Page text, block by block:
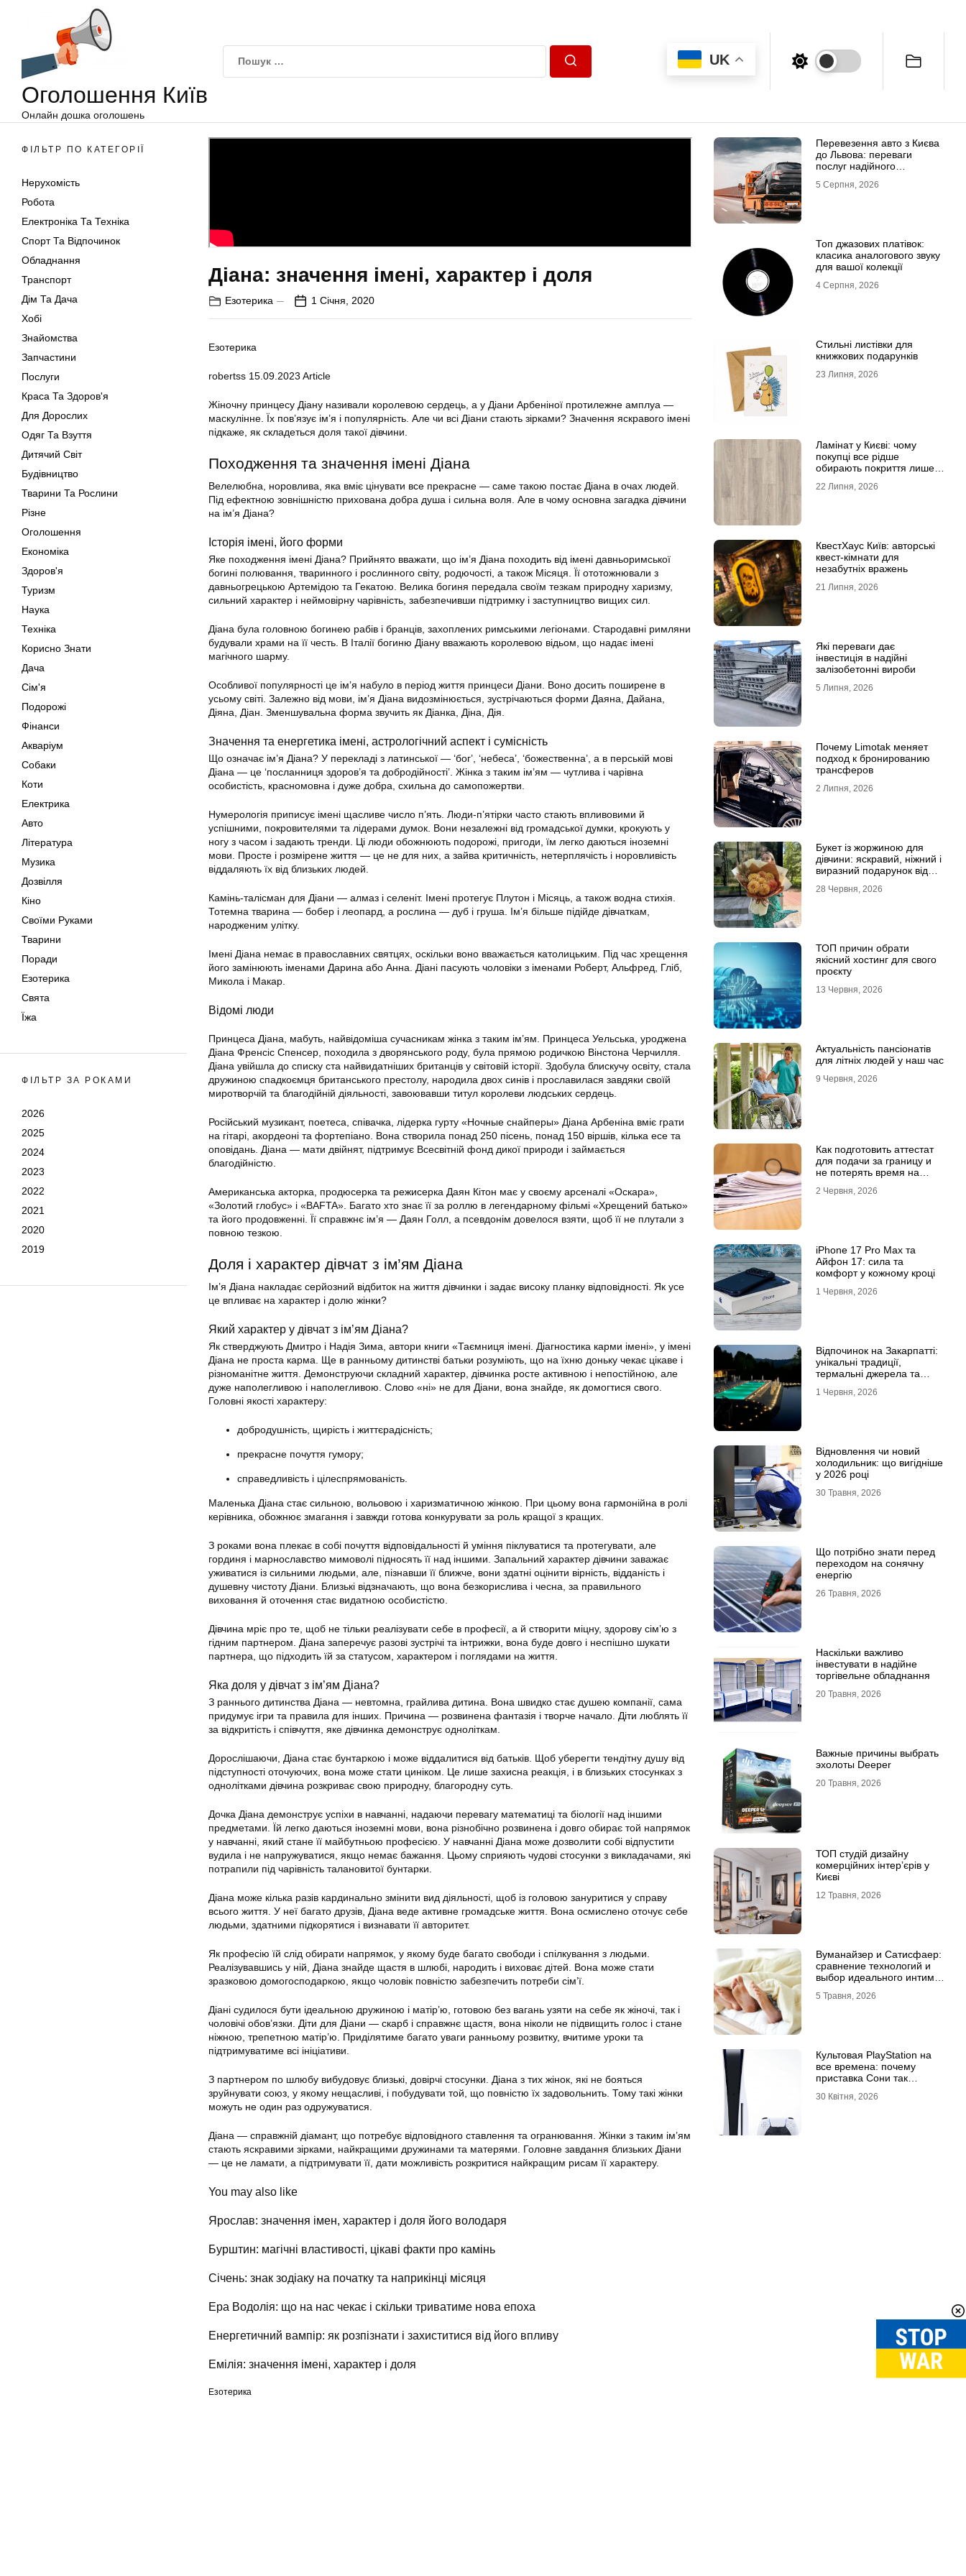
Оголошення Київ
Онлайн дошка оголошень
UK
ФІЛЬТР ПО КАТЕГОРІЇ
Нерухомість
Робота
Електроніка Та Техніка
Спорт Та Відпочинок
Обладнання
Транспорт
Дім Та Дача
Хобі
Знайомства
Запчастини
Послуги
Краса Та Здоров'я
Для Дорослих
Одяг Та Взуття
Дитячий Світ
Будівництво
Тварини Та Рослини
Різне
Оголошення
Економіка
Здоров'я
Туризм
Наука
Техніка
Корисно Знати
Дача
Сім'я
Подорожі
Фінанси
Акваріум
Собаки
Коти
Електрика
Авто
Література
Музика
Дозвілля
Кіно
Своїми Руками
Тварини
Поради
Езотерика
Свята
Їжа
ФІЛЬТР ЗА РОКАМИ
2026
2025
2024
2023
2022
2021
2020
2019
Діана: значення імені, характер і доля
Езотерика 1 Січня, 2020
Езотерика
robertss 15.09.2023 Article
Жіночну принцесу Діану називали королевою сердець, а у Діани Арбеніної протилежне амплуа —
маскулінне. Їх пов’язує ім’я і популярність. Але чи всі Діани стають зірками? Значення яскравого імені
підкаже, як складеться доля такої дівчини.
Походження та значення імені Діана
Велелюбна, норовлива, яка вміє цінувати все прекрасне — саме такою постає Діана в очах людей.
Під ефектною зовнішністю прихована добра душа і сильна воля. Але в чому основна загадка дівчини
на ім’я Діана?
Історія імені, його форми
Яке походження імені Діана? Прийнято вважати, що ім’я Діана походить від імені давньоримської
богині полювання, тваринного і рослинного світу, родючості, а також Місяця. Її ототожнювали з
давньогрецькою Артемідою та Гекатою. Велика богиня передала своїм тезкам природну харизму,
сильний характер і неймовірну чарівність, забезпечивши підтримку і заступництво вищих сил.
Діана була головною богинею рабів і бранців, захоплених римськими легіонами. Стародавні римляни
будували храми на її честь. В Італії богиню Діану вважають королевою відьом, що надає імені
магічного шарму.
Особливої популярності це ім’я набуло в період життя принцеси Діани. Воно досить поширене в
усьому світі. Залежно від мови, ім’я Діана видозмінюється, зустрічаються форми Даяна, Дайана,
Діяна, Діан. Зменшувальна форма звучить як Діанка, Діна, Дія.
Значення та енергетика імені, астрологічний аспект і сумісність
Що означає ім’я Діана? У перекладі з латинської — ‘бог’, ‘небеса’, ‘божественна’, а в перській мові
Діана — це ‘посланниця здоров’я та добродійності’. Жінка з таким ім’ям — чутлива і чарівна
особистість, красномовна і дуже добра, схильна до самопожертви.
Нумерологія приписує імені щасливе число п’ять. Люди-п’ятірки часто стають впливовими й
успішними, покровителями та лідерами думок. Вони незалежні від громадської думки, крокують у
ногу з часом і задають тренди. Ці люди обожнюють подорожі, пригоди, їм легко даються іноземні
мови. Просте і розмірене життя — це не для них, а зайва критичність, нетерплячість і норовливість
віддаляють їх від близьких людей.
Камінь-талісман для Діани — алмаз і селеніт. Імені протегує Плутон і Місяць, а також водна стихія.
Тотемна тварина — бобер і леопард, а рослина — дуб і груша. Ім’я більше підійде дівчаткам,
народженим улітку.
Імені Діана немає в православних святцях, оскільки воно вважається католицьким. Під час хрещення
його замінюють іменами Дарина або Анна. Діані пасують чоловіки з іменами Роберт, Альфред, Гліб,
Микола і Макар.
Відомі люди
Принцеса Діана, мабуть, найвідоміша сучасникам жінка з таким ім’ям. Принцеса Уельська, уроджена
Діана Френсіс Спенсер, походила з дворянського роду, була прямою родичкою Вінстона Черчилля.
Діана увійшла до списку ста найвидатніших британців у світовій історії. Здобула блискучу освіту, стала
дружиною спадкоємця британського престолу, народила двох синів і прославилася завдяки своїй
миротворчій та благодійній діяльності, завоювавши титул королеви людських сердець.
Російський музикант, поетеса, співачка, лідерка гурту «Ночные снайперы» Діана Арбеніна вміє грати
на гітарі, акордеоні та фортепіано. Вона створила понад 250 пісень, понад 150 віршів, кілька есе та
оповідань. Діана — мати двійнят, підтримує Всесвітній фонд дикої природи і займається
благодійністю.
Американська акторка, продюсерка та режисерка Даян Кітон має у своєму арсеналі «Оскара»,
«Золотий глобус» і «BAFTA». Багато хто знає її за роллю в легендарному фільмі «Хрещений батько»
та його продовженні. Її справжнє ім’я — Даян Голл, а псевдонім довелося взяти, щоб її не плутали з
повною тезкою.
Доля і характер дівчат з ім’ям Діана
Ім’я Діана накладає серйозний відбиток на життя дівчинки і задає високу планку відповідності. Як усе
це впливає на характер і долю жінки?
Який характер у дівчат з ім’ям Діана?
Як стверджують Дмитро і Надія Зима, автори книги «Таємниця імені. Діагностика карми імені», у імені
Діана не проста карма. Ще в ранньому дитинстві батьки розуміють, що на їхню доньку чекає цікаве і
різноманітне життя. Демонструючи складний характер, дівчинка росте активною і непостійною, але
дуже наполегливою і наполегливою. Слово «ні» не для Діани, вона знайде, як домогтися свого.
Головні якості характеру:
добродушність, щирість і життєрадісність;
прекрасне почуття гумору;
справедливість і цілеспрямованість.
Маленька Діана стає сильною, вольовою і харизматичною жінкою. При цьому вона гармонійна в ролі
керівника, обожнює змагання і завжди готова конкурувати за роль кращої з кращих.
З роками вона плекає в собі почуття відповідальності й уміння піклуватися та протегувати, але
гординя і марнославство мимоволі підносять її над іншими. Запальний характер дівчини заважає
уживатися із сильними людьми, але, пізнавши її ближче, вони здатні оцінити вірність, відданість і
душевну чистоту Діани. Близькі відзначають, що вона безкорислива і чесна, за правильного
виховання й оточення стає видатною особистістю.
Дівчина мріє про те, щоб не тільки реалізувати себе в професії, а й створити міцну, здорову сім’ю з
гідним партнером. Діана заперечує разові зустрічі та інтрижки, вона буде довго і неспішно шукати
партнера, що підходить їй за статусом, характером і поглядами на життя.
Яка доля у дівчат з ім’ям Діана?
З раннього дитинства Діана — невтомна, грайлива дитина. Вона швидко стає душею компанії, сама
придумує ігри та правила для інших. Причина — розвинена фантазія і творче начало. Діти люблять її
за відкритість і співчуття, яке дівчинка демонструє одноліткам.
Дорослішаючи, Діана стає бунтаркою і може віддалитися від батьків. Щоб уберегти тендітну душу від
підступності оточуючих, вона може стати циніком. Це лише захисна реакція, і в близьких стосунках з
однолітками дівчина розкриває свою природну, благородну суть.
Дочка Діана демонструє успіхи в навчанні, надаючи перевагу математиці та біології над іншими
предметами. Їй легко даються іноземні мови, вона різнобічно розвинена і довго обирає той напрямок
у навчанні, який стане її майбутньою професією. У навчанні Діана може дозволити собі відпустити
вудила і не напружуватися, якщо немає бажання. Цьому сприяють чудові стосунки з викладачами, які
потрапили під чарівність талановитої бунтарки.
Діана може кілька разів кардинально змінити вид діяльності, щоб із головою зануритися у справу
всього життя. У неї багато друзів, Діана веде активне громадське життя. Вона осмислено оточує себе
людьми, здатними підкорятися і визнавати її авторитет.
Як професію їй слід обирати напрямок, у якому буде багато свободи і спілкування з людьми.
Реалізувавшись у ній, Діана знайде щастя в шлюбі, народить і виховає дітей. Вона може стати
зразковою домогосподаркою, якщо чоловік повністю забезпечить потреби сім’ї.
Діані судилося бути ідеальною дружиною і матір’ю, готовою без вагань узяти на себе як жіночі, так і
чоловічі обов’язки. Діти для Діани — скарб і справжнє щастя, вона ніколи не підвищить голос і стане
ніжною, трепетною матір’ю. Приділятиме багато уваги ранньому розвитку, вчитиме уроки та
підтримуватиме всі ініціативи.
З партнером по шлюбу вибудовує близькі, довірчі стосунки. Діана з тих жінок, які не бояться
зруйнувати союз, у якому нещасливі, і побудувати той, що повністю їх задовольнить. Тому такі жінки
можуть не один раз одружуватися.
Діана — справжній діамант, що потребує відповідного ставлення та огранювання. Жінки з таким ім’ям
стають яскравими зірками, найкращими дружинами та матерями. Головне завдання близьких Діани
— це не ламати, а підтримувати її, дати можливість розкритися найкращим рисам її характеру.
You may also like
Ярослав: значення імен, характер і доля його володаря
Бурштин: магічні властивості, цікаві факти про камінь
Січень: знак зодіаку на початку та наприкінці місяця
Ера Водолія: що на нас чекає і скільки триватиме нова епоха
Енергетичний вампір: як розпізнати і захиститися від його впливу
Емілія: значення імені, характер і доля
Езотерика
Перевезення авто з Києва
до Львова: переваги
послуг надійного
5 Серпня, 2026
Топ джазових платівок:
класика аналогового звуку
для вашої колекції
4 Серпня, 2026
Стильні листівки для
книжкових подарунків
23 Липня, 2026
Ламінат у Києві: чому
покупці все рідше
обирають покриття лише
22 Липня, 2026
КвестХаус Київ: авторські
квест-кімнати для
незабутніх вражень
21 Липня, 2026
Які переваги дає
інвестиція в надійні
залізобетонні вироби
5 Липня, 2026
Почему Limotak меняет
подход к бронированию
трансферов
2 Липня, 2026
Букет із жоржиною для
дівчини: яскравий, ніжний і
виразний подарунок від
28 Червня, 2026
ТОП причин обрати
якісний хостинг для свого
проєкту
13 Червня, 2026
Актуальність пансіонатів
для літніх людей у наш час
9 Червня, 2026
Как подготовить аттестат
для подачи за границу и
не потерять время на
2 Червня, 2026
iPhone 17 Pro Max та
Айфон 17: сила та
комфорт у кожному кроці
1 Червня, 2026
Відпочинок на Закарпатті:
унікальні традиції,
термальні джерела та
1 Червня, 2026
Відновлення чи новий
холодильник: що вигідніше
у 2026 році
30 Травня, 2026
Що потрібно знати перед
переходом на сонячну
енергію
26 Травня, 2026
Наскільки важливо
інвестувати в надійне
торгівельне обладнання
20 Травня, 2026
Важные причины выбрать
эхолоты Deeper
20 Травня, 2026
ТОП студій дизайну
комерційних інтер’єрів у
Києві
12 Травня, 2026
Вуманайзер и Сатисфаер:
сравнение технологий и
выбор идеального интим-
5 Травня, 2026
Культовая PlayStation на
все времена: почему
приставка Сони так
30 Квітня, 2026